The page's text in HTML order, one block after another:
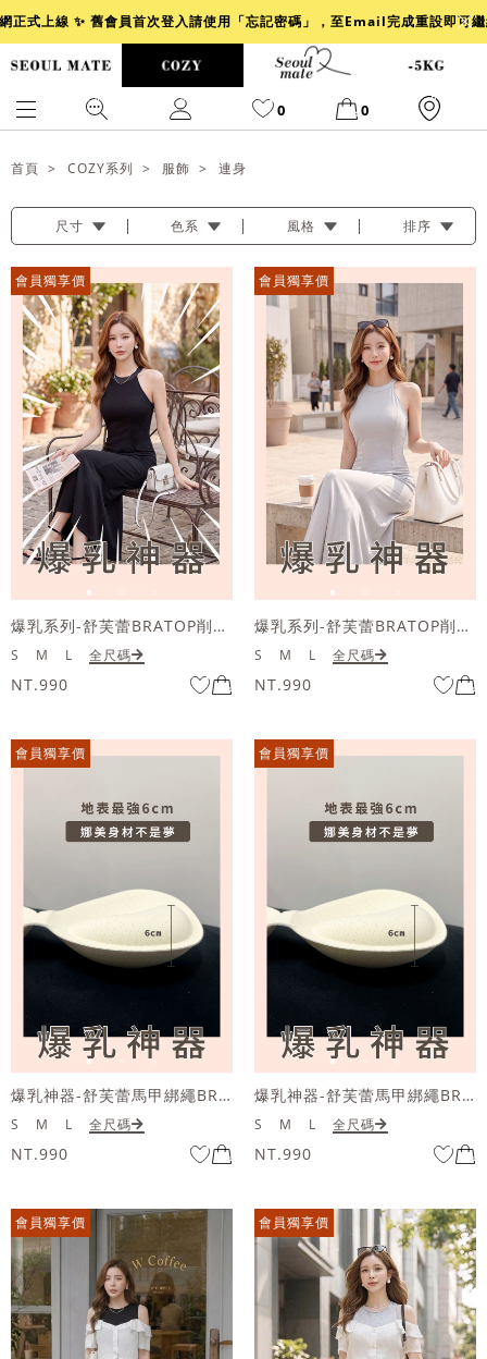
正式上線 ✨ 舊會員首次登入請使用「忘記密碼」，至Email完成重設即可
0 0
爆乳 洋裝 舒芙蕾
小香風 透膚 牛仔
襯衫 褲裙 牛仔裙 冰感
涼感
首頁 COZY系列 服飾 連身
尺寸 色系 風格 排序
會員獨享價
爆乳系列-舒芙蕾BRATOP削肩連身長洋裝
S M L 全尺碼
NT.990
會員獨享價
爆乳系列-舒芙蕾BRATOP削肩連身長洋裝
S M L 全尺碼
NT.990
會員獨享價
爆乳神器-舒芙蕾馬甲綁繩BRATOP長洋裝
S M L 全尺碼
NT.990
會員獨享價
爆乳神器-舒芙蕾馬甲綁繩BRATOP長洋裝
S M L 全尺碼
NT.990
會員獨享價 會員獨享價